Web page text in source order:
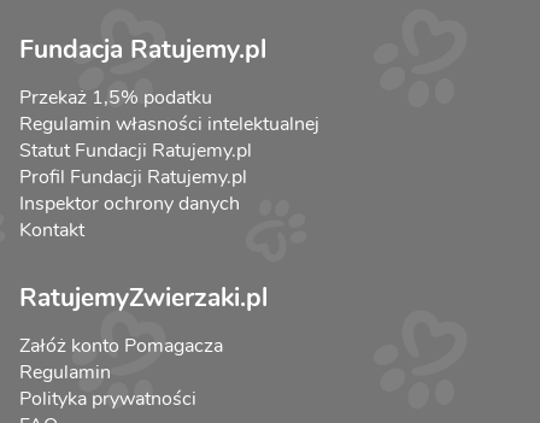
Fundacja Ratujemy.pl
Przekaż 1,5% podatku
Regulamin własności intelektualnej
Statut Fundacji Ratujemy.pl
Profil Fundacji Ratujemy.pl
Inspektor ochrony danych
Kontakt
RatujemyZwierzaki.pl
Załóż konto Pomagacza
Regulamin
Polityka prywatności